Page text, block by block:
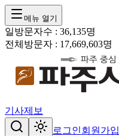
메뉴 열기
일방문자수 : 36,135명
전체방문자 : 17,669,603명
기사제보
로그인회원가입